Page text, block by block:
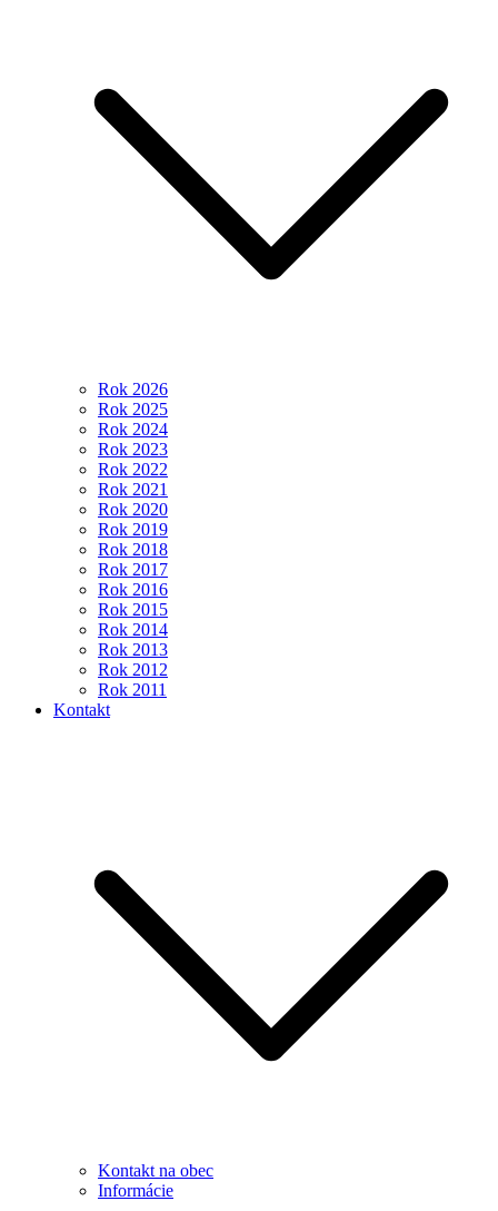
Rok 2026
Rok 2025
Rok 2024
Rok 2023
Rok 2022
Rok 2021
Rok 2020
Rok 2019
Rok 2018
Rok 2017
Rok 2016
Rok 2015
Rok 2014
Rok 2013
Rok 2012
Rok 2011
Kontakt
Kontakt na obec
Informácie